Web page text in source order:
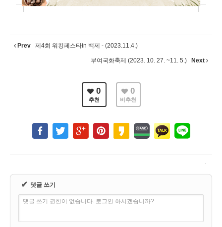
Prev 제4회 워킹페스타in 백제 - (2023.11.4.)
부여국화축제 (2023. 10. 27. ~11. 5.) Next
0
추천
0
비추천
✔ 댓글 쓰기
댓글 쓰기 권한이 없습니다. 로그인 하시겠습니까?